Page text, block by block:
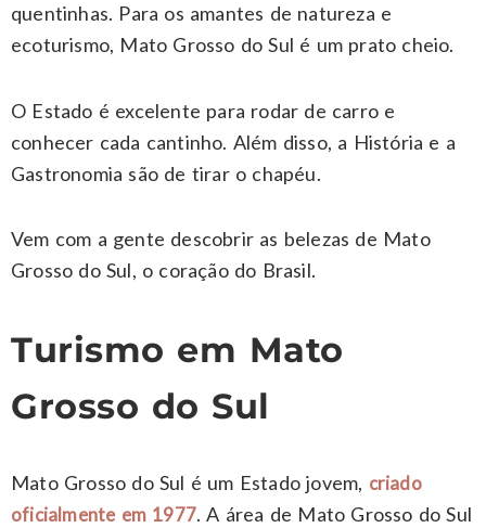
quentinhas. Para os amantes de natureza e
ecoturismo, Mato Grosso do Sul é um prato cheio.
O Estado é excelente para rodar de carro e
conhecer cada cantinho. Além disso, a História e a
Gastronomia são de tirar o chapéu.
Vem com a gente descobrir as belezas de Mato
Grosso do Sul, o coração do Brasil.
Turismo em Mato
Grosso do Sul
Mato Grosso do Sul é um Estado jovem, criado
oficialmente em 1977. A área de Mato Grosso do Sul